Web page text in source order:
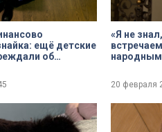
ещё детские
об
«Я не
народным
20 февраля